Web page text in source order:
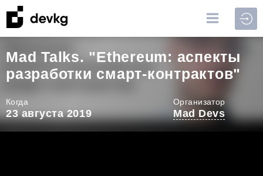
Mad Talks. "Ethereum: аспекты
разработки смарт-контрактов"
Когда
23 августа 2019
Организатор
Mad Devs